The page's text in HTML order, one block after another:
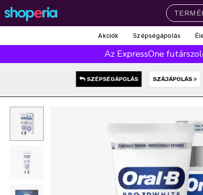
Élelmiszer
Mosogatás Takarítás
Háztartás
Népszerű márkák
Pampers
Népszerű keresések
finish
pampers
Akciók Szépségápolás
Az ExpressOne
SZÉPSÉGÁPOLÁS SZÁJÁPOLÁS